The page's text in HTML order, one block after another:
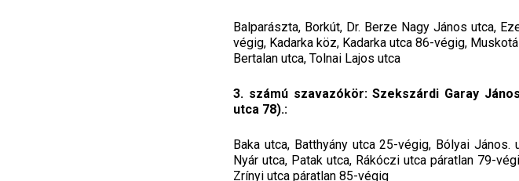
Balparászta, Borkút, Dr. Berze Nagy János utca,
végig, Kadarka köz, Kadarka utca 86-végig,
Bertalan utca, Tolnai Lajos utca
3. számú szavazókör: Szekszárdi Garay
utca 78).:
Baka utca, Batthyány utca 25-végig, Bólyai
Nyár utca, Patak utca, Rákóczi utca páratlan 79-
Zrínyi utca páratlan 85-végig